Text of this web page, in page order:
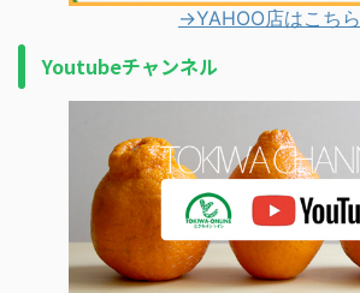
→YAHOO店はこちら
Youtubeチャンネル